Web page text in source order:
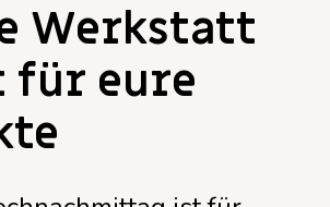
Werkstatt
für eure